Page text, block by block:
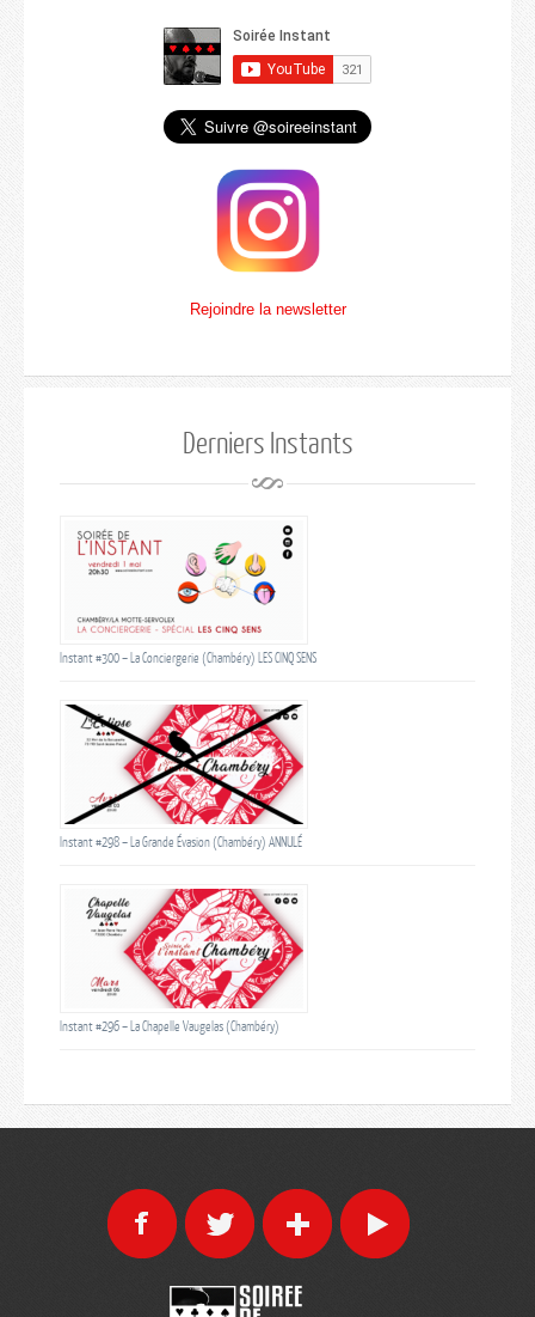
Rejoindre la newsletter
Derniers Instants
Instant #300 – La Conciergerie (Chambéry) LES CINQ SENS
Instant #298 – La Grande Évasion (Chambéry) ANNULÉ
Instant #296 – La Chapelle Vaugelas (Chambéry)